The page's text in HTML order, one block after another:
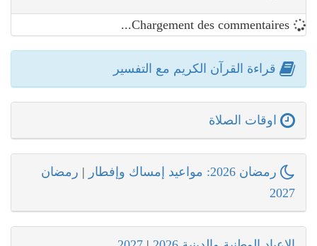
قراءة القرآن الكريم مع التفسير
اوقات الصلاة
رمضان 2026: مواعيد إمساك وإفطار | رمضان
2027